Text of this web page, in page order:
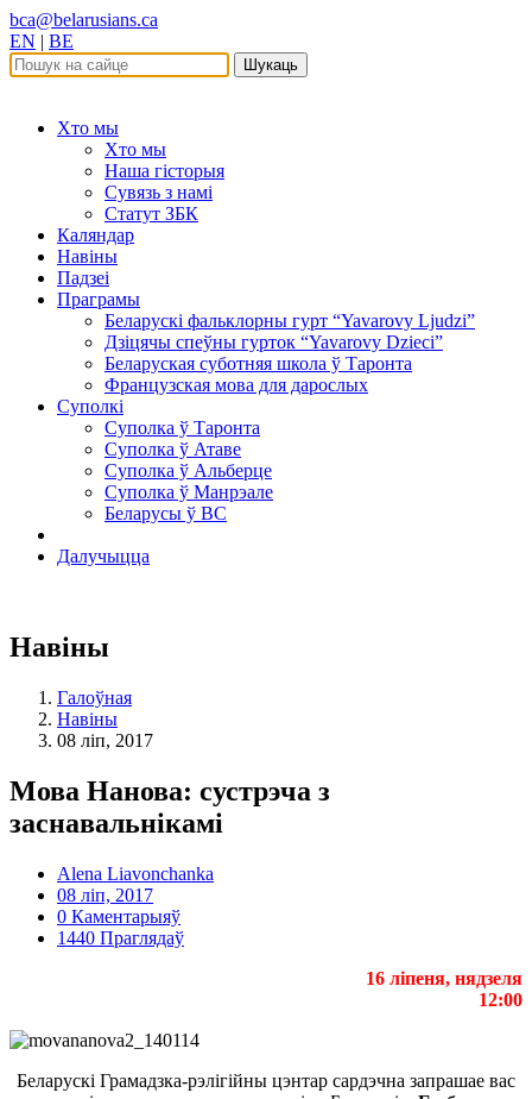
bca@belarusians.ca
EN | BE
Шукаць
Хто мы
Хто мы
Наша гісторыя
Сувязь з намі
Статут ЗБК
Каляндар
Навіны
Падзеі
Праграмы
Беларускі фальклорны гурт “Yavarovy Ljudzi”
Дзіцячы спеўны гурток “Yavarovy Dzieci”
Беларуская суботняя школа ў Таронта
Французская мова для дарослых
Суполкі
Суполка ў Таронта
Суполка ў Атаве
Суполка ў Альберце
Суполка ў Манрэале
Беларусы ў ВС
Далучыцца
Навіны
Галоўная
Навіны
08 ліп, 2017
Мова Нанова: сустрэча з
заснавальнікамі
Alena Liavonchanka
08 ліп, 2017
0 Каментарыяў
1440 Праглядаў
16 ліпеня, нядзеля
12:00
Беларускі Грамадзка-рэлігійны цэнтар сардэчна запрашае вас